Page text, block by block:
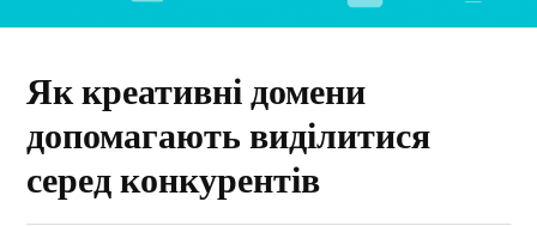
Як креативні домени
допомагають виділитися
серед конкурентів